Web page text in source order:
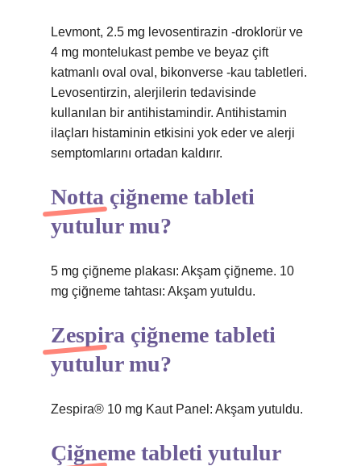
Levmont, 2.5 mg levosentirazin -droklorür ve
4 mg montelukast pembe ve beyaz çift
katmanlı oval oval, bikonverse -kau tabletleri.
Levosentirzin, alerjilerin tedavisinde
kullanılan bir antihistamindir. Antihistamin
ilaçları histaminin etkisini yok eder ve alerji
semptomlarını ortadan kaldırır.
Notta çiğneme tableti
yutulur mu?
5 mg çiğneme plakası: Akşam çiğneme. 10
mg çiğneme tahtası: Akşam yutuldu.
Zespira çiğneme tableti
yutulur mu?
Zespira® 10 mg Kaut Panel: Akşam yutuldu.
Çiğneme tableti yutulur